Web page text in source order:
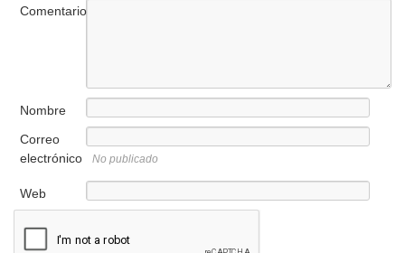
Comentario
Nombre
Correo
electrónico
No publicado
Web